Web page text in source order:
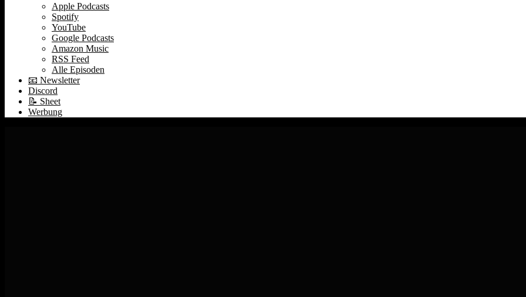
Apple Podcasts
Spotify
YouTube
Google Podcasts
Amazon Music
RSS Feed
Alle Episoden
📧 Newsletter
Discord
📝 Sheet
Werbung